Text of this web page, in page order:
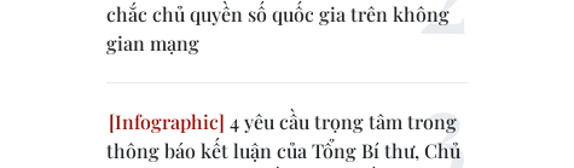
chắc chủ quyền số quốc gia trên không
gian mạng
4 yêu cầu trọng tâm trong
thông báo kết luận của Tổng Bí thư, Chủ